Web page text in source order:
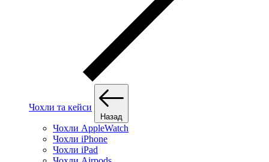
Чохли та кейси
Назад
Чохли AppleWatch
Чохли iPhone
Чохли iPad